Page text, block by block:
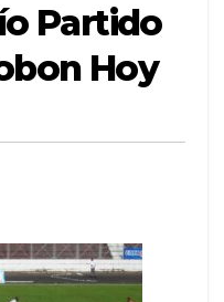
Partido
Hoy